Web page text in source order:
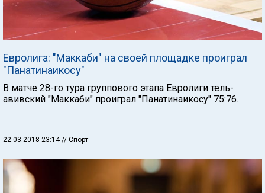
Евролига: "Маккаби" на своей площадке проиграл
"Панатинаикосу"
В матче 28-го тура группового этапа Евролиги тель-
авивский "Маккаби" проиграл "Панатинаикосу" 75:76.
22.03.2018 23:14 // Спорт